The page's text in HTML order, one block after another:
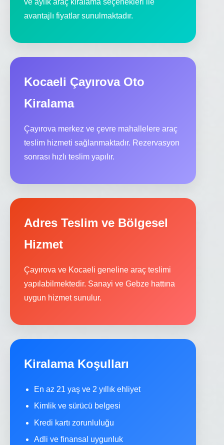
avantajlı fiyatlar sunulmaktadır.
Kocaeli Çayırova Oto
Kiralama
Çayırova merkez ve çevre mahallelere araç
teslim hizmeti sağlanmaktadır. Rezervasyon
sonrası hızlı teslim yapılır.
Adres Teslim ve Bölgesel
Hizmet
Çayırova ve Kocaeli geneline araç teslimi
yapılabilmektedir. Sanayi ve Gebze hattına
uygun hizmet sunulur.
Kiralama Koşulları
En az 21 yaş ve 2 yıllık ehliyet
Kimlik ve sürücü belgesi
Kredi kartı zorunluluğu
Adli ve finansal uygunluk